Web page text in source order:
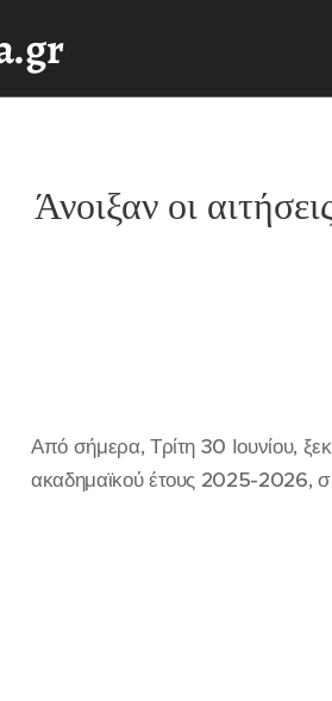
Άνοιξαν οι
Από σήμερα, Τρίτη 30 Ιουνίου,
ακαδημαϊκού έτους 2025-2026,